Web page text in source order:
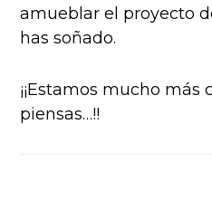
amueblar el proyecto
has soñado.
¡¡Estamos mucho
piensas…!!